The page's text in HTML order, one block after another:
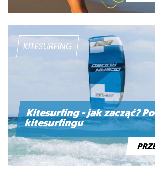
KITESURFING
Kitesurfing - jak zacząć?
kitesurfingu